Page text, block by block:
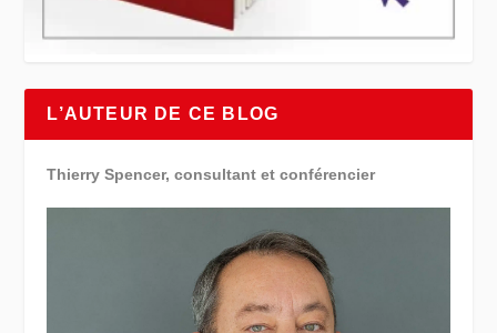
L’AUTEUR DE CE BLOG
Thierry Spencer, consultant et conférencier